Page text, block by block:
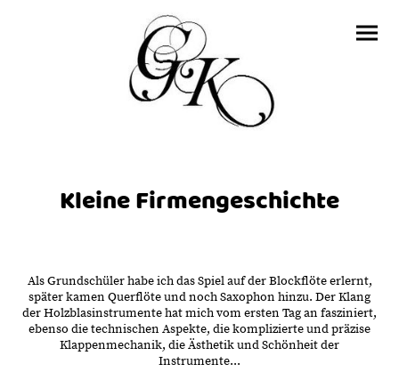
Kleine Firmengeschichte
Als Grundschüler habe ich das Spiel auf der Blockflöte erlernt,
später kamen Querflöte und noch Saxophon hinzu. Der Klang
der Holzblasinstrumente hat mich vom ersten Tag an fasziniert,
ebenso die technischen Aspekte, die komplizierte und präzise
Klappenmechanik, die Ästhetik und Schönheit der
Instrumente...